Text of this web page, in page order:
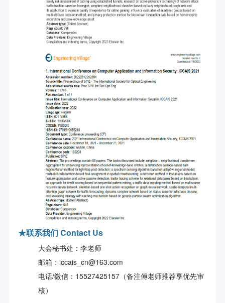
★联系我们 Contact Us
大会秘书处：李老师
邮箱：iccais_cn@163.com
电话/微信：15527425157（备注傅老师推荐享优先审
核）